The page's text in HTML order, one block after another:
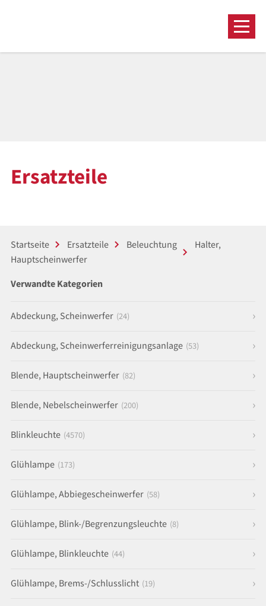
Ersatzteile
Startseite Ersatzteile Beleuchtung
Halter,
Hauptscheinwerfer
Verwandte Kategorien
Abdeckung, Scheinwerfer (24)
Abdeckung, Scheinwerferreinigungsanlage (53)
Blende, Hauptscheinwerfer (82)
Blende, Nebelscheinwerfer (200)
Blinkleuchte (4570)
Glühlampe (173)
Glühlampe, Abbiegescheinwerfer (58)
Glühlampe, Blink-/Begrenzungsleuchte (8)
Glühlampe, Blinkleuchte (44)
Glühlampe, Brems-/Schlusslicht (19)